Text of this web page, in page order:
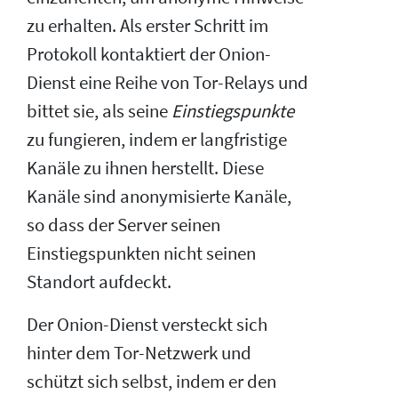
zu erhalten. Als erster Schritt im
Protokoll kontaktiert der Onion-
Dienst eine Reihe von Tor-Relays und
bittet sie, als seine Einstiegspunkte
zu fungieren, indem er langfristige
Kanäle zu ihnen herstellt. Diese
Kanäle sind anonymisierte Kanäle,
so dass der Server seinen
Einstiegspunkten nicht seinen
Standort aufdeckt.
Der Onion-Dienst versteckt sich
hinter dem Tor-Netzwerk und
schützt sich selbst, indem er den